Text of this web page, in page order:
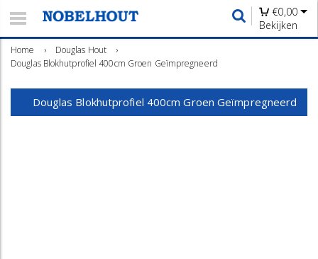
€0,00
Bekijken
Home › Douglas Hout
›
Douglas Blokhutprofiel 400cm Groen Geïmpregneerd
Douglas Blokhutprofiel 400cm Groen Geïmpregneerd